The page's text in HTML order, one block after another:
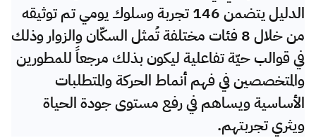
الدليل يتضمن 146 تجربة وسلوك يومي تم توثيقه
من خلال 8 فئات مختلفة تُمثل السكّان والزوار وذلك
في قوالب حيّة تفاعلية ليكون بذلك مرجعاً للمطورين
والمتخصصين في فهم أنماط الحركة والمتطلبات
الأساسية ويساهم في رفع مستوى جودة الحياة
ويثري تجربتهم.